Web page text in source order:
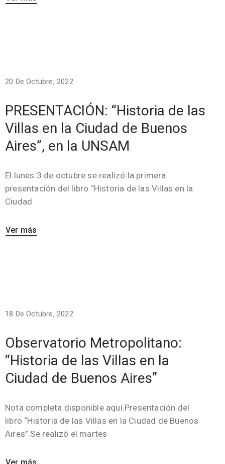
20 De Octubre, 2022
PRESENTACIÓN: “Historia de las
Villas en la Ciudad de Buenos
Aires”, en la UNSAM
El lunes 3 de octubre se realizó la primera
presentación del libro “Historia de las Villas en la
Ciudad
Ver más
18 De Octubre, 2022
Observatorio Metropolitano:
“Historia de las Villas en la
Ciudad de Buenos Aires”
Nota completa disponible aquí.Presentación del
libro “Historia de las Villas en la Ciudad de Buenos
Aires”.Se realizó el martes